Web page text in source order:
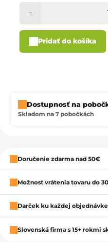
−
Pridať do košíka
Zavrieť
Dostupnosť na
Skladom na 7 pobočkách
Doručenie zdarma nad 50€
Možnosť vrátenia tovaru do
Darček ku každej objednávke
Slovenská firma s 15+ rokmi